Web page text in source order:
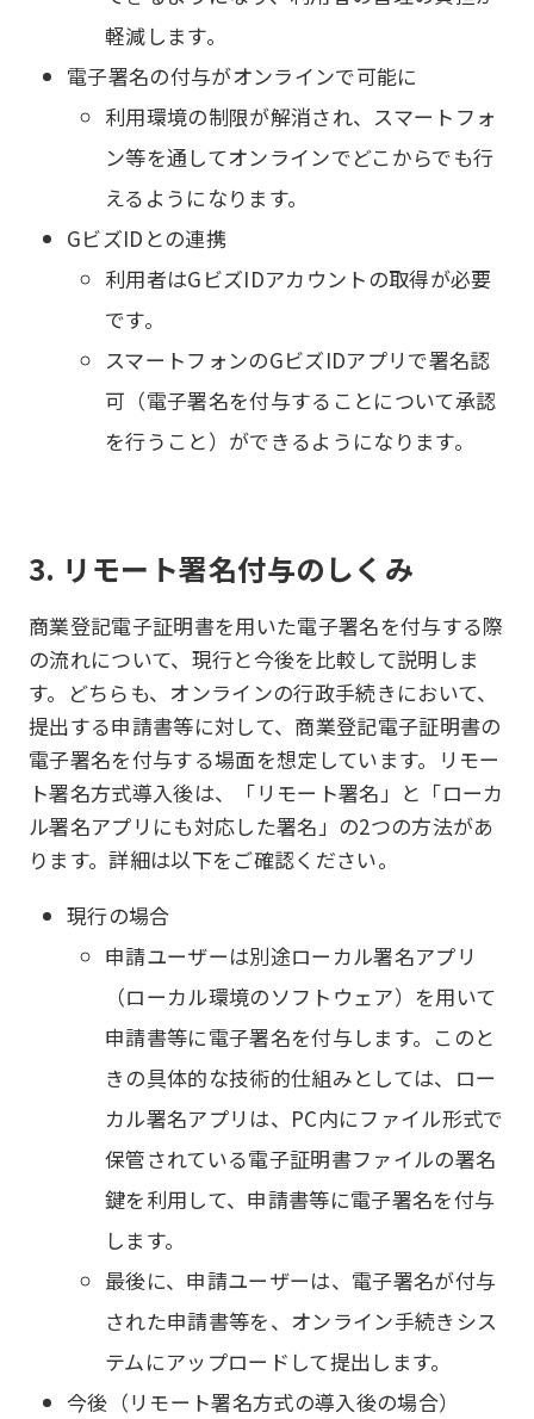
軽減します。
電子署名の付与がオンラインで可能に
利用環境の制限が解消され、スマートフォ
ン等を通してオンラインでどこからでも行
えるようになります。
GビズIDとの連携
利用者はGビズIDアカウントの取得が必要
です。
スマートフォンのGビズIDアプリで署名認
可（電子署名を付与することについて承認
を行うこと）ができるようになります。
3. リモート署名付与のしくみ
商業登記電子証明書を用いた電子署名を付与する際
の流れについて、現行と今後を比較して説明しま
す。どちらも、オンラインの行政手続きにおいて、
提出する申請書等に対して、商業登記電子証明書の
電子署名を付与する場面を想定しています。リモー
ト署名方式導入後は、「リモート署名」と「ローカ
ル署名アプリにも対応した署名」の2つの方法があ
ります。詳細は以下をご確認ください。
現行の場合
申請ユーザーは別途ローカル署名アプリ
（ローカル環境のソフトウェア）を用いて
申請書等に電子署名を付与します。このと
きの具体的な技術的仕組みとしては、ロー
カル署名アプリは、PC内にファイル形式で
保管されている電子証明書ファイルの署名
鍵を利用して、申請書等に電子署名を付与
します。
最後に、申請ユーザーは、電子署名が付与
された申請書等を、オンライン手続きシス
テムにアップロードして提出します。
今後（リモート署名方式の導入後の場合）